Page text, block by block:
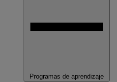
Programas de aprendizaje